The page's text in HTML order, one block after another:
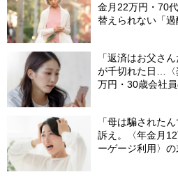
金月22万円・70
替えられない「過
「返済はお父さ
が千切れた日…〈
万円・30歳会社
「母は騙された
訴え。〈年金月
ーゲージ利用〉の